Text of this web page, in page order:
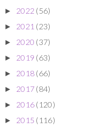
► 2022 (56)
► 2021 (23)
► 2020 (37)
► 2019 (63)
► 2018 (66)
► 2017 (84)
► 2016 (120)
► 2015 (116)